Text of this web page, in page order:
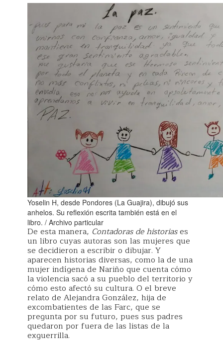
Yoselin H, desde Pondores (La Guajira), dibujó sus
anhelos. Su reflexión escrita también está en el
libro. / Archivo particular
De esta manera, Contadoras de historiases
un libro cuyas autoras son las mujeres que
se decidieron a escribir o dibujar. Y
aparecen historias diversas, como la de una
mujer indígena de Nariño que cuenta cómo
la violencia sacó a su pueblo del territorio y
cómo esto afectó su cultura. O el breve
relato de Alejandra González, hija de
excombatientes de las Farc, que se
pregunta por su futuro, pues sus padres
quedaron por fuera de las listas de la
exguerrilla.